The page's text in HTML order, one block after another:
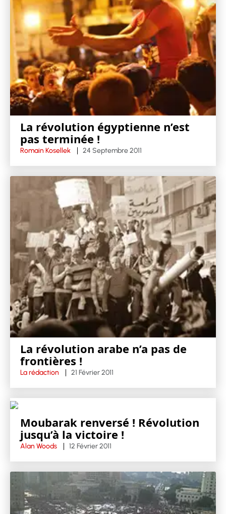
La révolution égyptienne n’est
pas terminée !
Romain Kosellek 24 Septembre 2011
La révolution arabe n’a pas de
frontières !
La rédaction 21 Février 2011
Moubarak renversé ! Révolution
jusqu’à la victoire !
Alan Woods 12 Février 2011